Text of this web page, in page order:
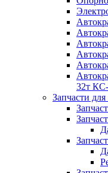
32т
Запчасти для